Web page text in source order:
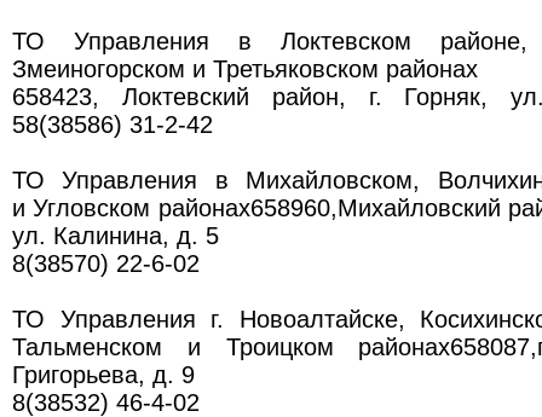
ТО Управления в Локтевском районе,
Змеиногорском и Третьяковском районах
658423, Локтевский район, г. Горняк,
58(38586) 31-2-42
ТО Управления в Михайловском,
и Угловском районах658960,Михайловский
ул. Калинина, д. 5
8(38570) 22-6-02
ТО Управления г. Новоалтайске,
Тальменском и Троицком
Григорьева, д. 9
8(38532) 46-4-02